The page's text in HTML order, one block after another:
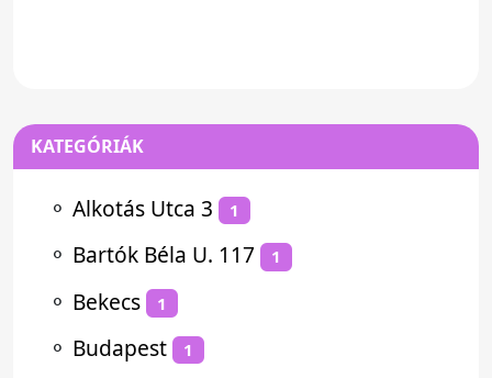
KATEGÓRIÁK
⚬ Alkotás Utca 3 1
⚬ Bartók Béla U. 117 1
⚬ Bekecs 1
⚬ Budapest 1